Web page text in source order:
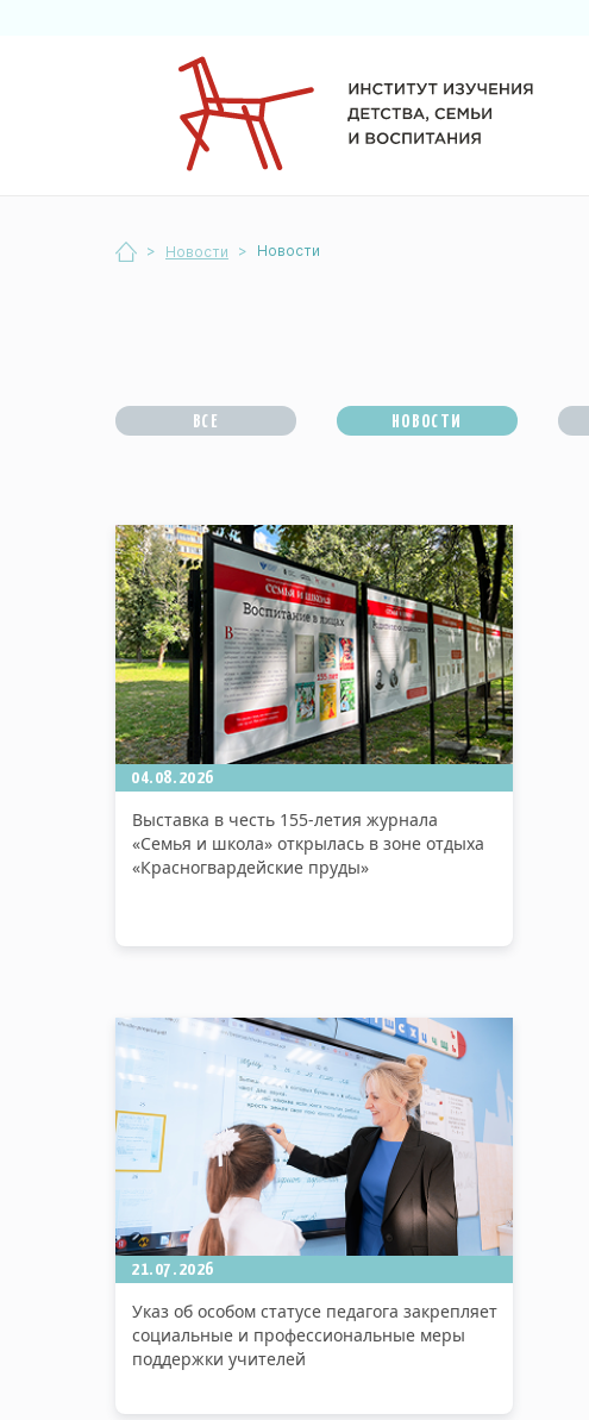
> Новости > Новости
ВСЕ НОВОСТИ
04.08.2026
Выставка в честь 155-летия журнала
«Семья и школа» открылась в зоне отдыха
«Красногвардейские пруды»
21.07.2026
Указ об особом статусе педагога закрепляет
социальные и профессиональные меры
поддержки учителей